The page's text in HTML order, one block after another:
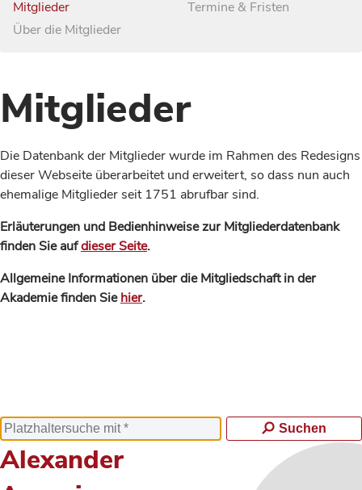
Mitglieder
Über die Mitglieder
Termine & Fristen
Mitglieder
Die Datenbank der Mitglieder wurde im Rahmen des Redesigns
dieser Webseite überarbeitet und erweitert, so dass nun auch
ehemalige Mitglieder seit 1751 abrufbar sind.
Erläuterungen und Bedienhinweise zur Mitgliederdatenbank
finden Sie aufdieser Seite.
Allgemeine Informationen über die Mitgliedschaft in der
Akademie finden Siehier.
Suchen
Alexander